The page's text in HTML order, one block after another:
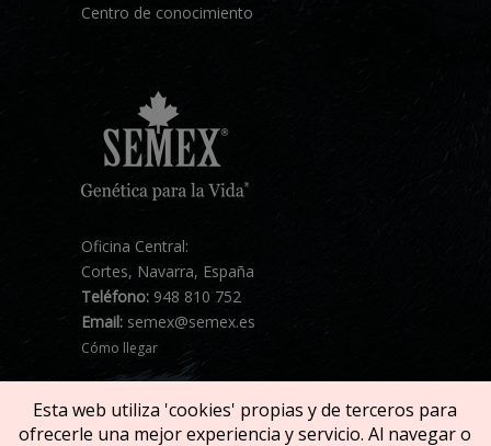
Centro de conocimiento
Oficina Central:
Cortes, Navarra, España
Teléfono: 948 810 752
Email: semex@semex.es
Cómo llegar
Esta web utiliza 'cookies' propias y de terceros para
ofrecerle una mejor experiencia y servicio. Al navegar o